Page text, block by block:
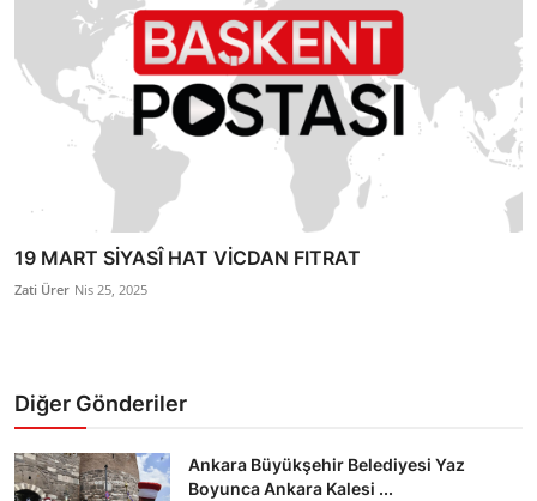
19 MART SİYASÎ HAT VİCDAN FITRAT
Zati Ürer Nis 25, 2025
Diğer Gönderiler
Ankara Büyükşehir Belediyesi Yaz
Boyunca Ankara Kalesi ...